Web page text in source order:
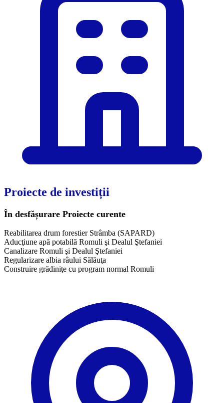
Proiecte de investiții
În desfășurare Proiecte curente
Reabilitarea drum forestier Strâmba (SAPARD)
Aducţiune apă potabilă Romuli şi Dealul Ştefaniei
Canalizare Romuli şi Dealul Ştefaniei
Regularizare albia râului Sălăuţa
Construire grădiniţe cu program normal Romuli